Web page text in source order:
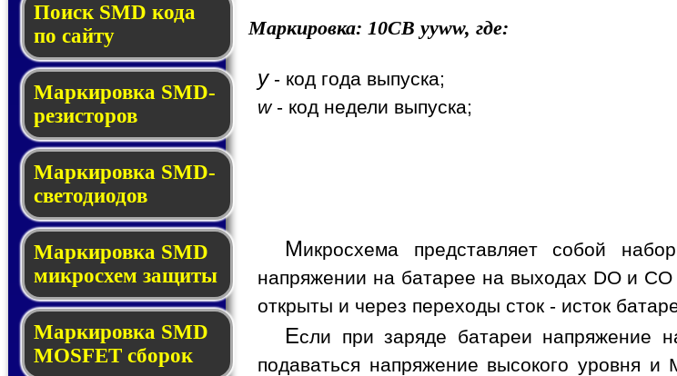
Поиск SMD ко­да
по сай­ту
Маркировка SMD-
ре­зис­то­ров
Маркировка SMD-
све­то­дио­дов
Мар­ки­ров­ка SMD
мик­рос­хем защиты
Мар­ки­ров­ка SMD
MOSFET сбо­рок
Маркировка: 10CB yyww, где:
y- код года выпуска;
w- код недели выпуска;
Микросхема представляет собой
напряжении на батарее на выходах DO и
открыты и через переходы сток - исток
Если при заряде батареи напряжение
подаваться напряжение высокого уровня и